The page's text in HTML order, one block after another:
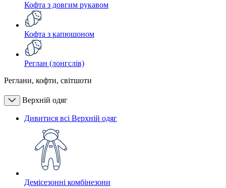
Кофта з довгим рукавом
Кофта з капюшоном
Реглан (лонгслів)
Реглани, кофти, світшоти
Верхній одяг
Дивитися всі Верхній одяг
Демісезонні комбінезони